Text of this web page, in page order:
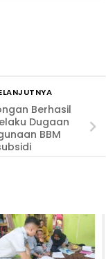
Berhasil
Dugaan
BBM